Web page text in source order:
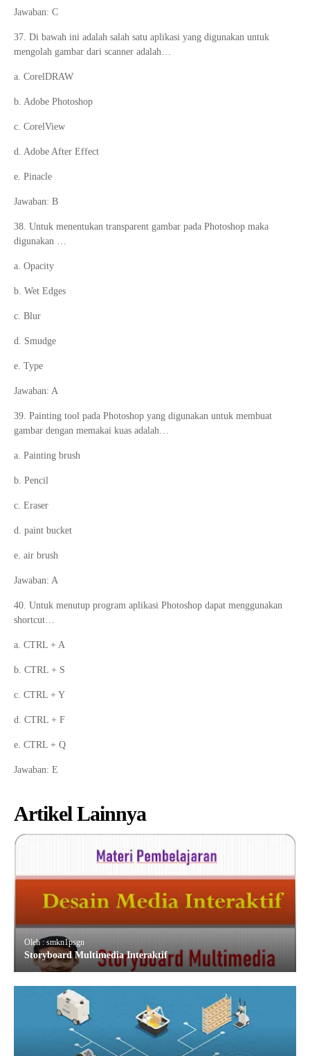
Jawaban: C
37. Di bawah ini adalah salah satu aplikasi yang digunakan untuk
mengolah gambar dari scanner adalah…
a. CorelDRAW
b. Adobe Photoshop
c. CorelView
d. Adobe After Effect
e. Pinacle
Jawaban: B
38. Untuk menentukan transparent gambar pada Photoshop maka
digunakan …
a. Opacity
b. Wet Edges
c. Blur
d. Smudge
e. Type
Jawaban: A
39. Painting tool pada Photoshop yang digunakan untuk membuat
gambar dengan memakai kuas adalah…
a. Painting brush
b. Pencil
c. Eraser
d. paint bucket
e. air brush
Jawaban: A
40. Untuk menutup program aplikasi Photoshop dapat menggunakan
shortcut…
a. CTRL + A
b. CTRL + S
c. CTRL + Y
d. CTRL + F
e. CTRL + Q
Jawaban: E
Artikel Lainnya
Oleh : smkn1psgn
Storyboard Multimedia Interaktif